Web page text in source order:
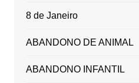
8 de Janeiro
ABANDONO DE ANIMAL
ABANDONO INFANTIL